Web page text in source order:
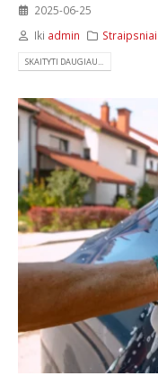
2025-06-25
Iki admin Straipsniai
SKAITYTI DAUGIAU...